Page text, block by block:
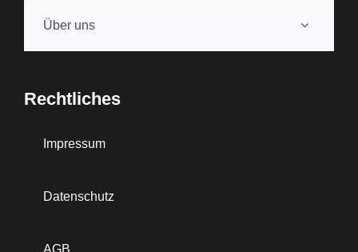
Über uns
Rechtliches
Impressum
Datenschutz
AGB